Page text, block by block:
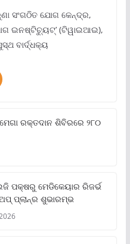
ସଂଗଠିତ ଯୋଗ କେନ୍ଦ୍ର,
ଇନଷ୍ଟିଚ୍ୟୁଟ୍‌’ (ଟିୱାଇଆଇ),
ବାର୍ଦ୍ଧକ୍ୟ
ରକ୍ତଦାନ ଶିବିରରେ ୨୮୦
ପକ୍ଷରୁ ମେଡିକେୟାର ରିଜର୍ଭ
ପ୍ଲାନ୍‌ର ଶୁଭାରମ୍ଭ